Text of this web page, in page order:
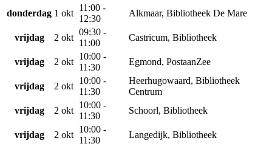
donderdag 1 okt
11:00 -
12:30
Alkmaar, Bibliotheek De Mare
vrijdag 2 okt
09:30 -
11:00
Castricum, Bibliotheek
vrijdag 2 okt
10:00 -
11:30
Egmond, PostaanZee
vrijdag 2 okt
10:00 -
11:30
Heerhugowaard, Bibliotheek
Centrum
vrijdag
2 okt
10:00 -
11:30
Schoorl, Bibliotheek
vrijdag 2 okt
10:00 -
11:30
Langedijk, Bibliotheek